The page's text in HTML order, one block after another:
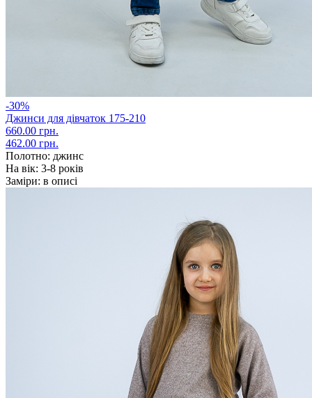
-30%
Джинси для дівчаток 175-210
660.00 грн.
462.00 грн.
Полотно: джинс
На вік: 3-8 років
Заміри: в описі